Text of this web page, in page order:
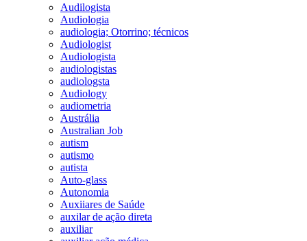
Audilogista
Audiologia
audiologia; Otorrino; técnicos
Audiologist
Audiologista
audiologistas
audiologsta
Audiology
audiometria
Austrália
Australian Job
autism
autismo
autista
Auto-glass
Autonomia
Auxiiares de Saúde
auxilar de ação direta
auxiliar